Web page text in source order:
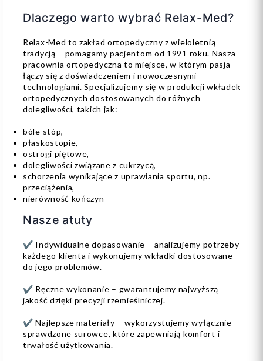
Dlaczego warto wybrać Relax-Med?
Relax-Med to zakład ortopedyczny z wieloletnią
tradycją – pomagamy pacjentom od 1991 roku. Nasza
pracownia ortopedyczna to miejsce, w którym pasja
łączy się z doświadczeniem i nowoczesnymi
technologiami. Specjalizujemy się w produkcji wkładek
ortopedycznych dostosowanych do różnych
dolegliwości, takich jak:
bóle stóp,
płaskostopie,
ostrogi piętowe,
dolegliwości związane z cukrzycą,
schorzenia wynikające z uprawiania sportu, np.
przeciążenia,
nierówność kończyn
Nasze atuty
✔ Indywidualne dopasowanie – analizujemy potrzeby
każdego klienta i wykonujemy wkładki dostosowane
do jego problemów.
✔ Ręczne wykonanie – gwarantujemy najwyższą
jakość dzięki precyzji rzemieślniczej.
✔ Najlepsze materiały – wykorzystujemy wyłącznie
sprawdzone surowce, które zapewniają komfort i
trwałość użytkowania.